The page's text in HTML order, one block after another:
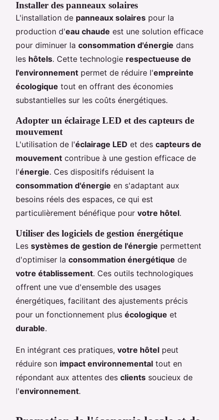
Installer des panneaux solaires
L'installation de panneaux solaires pour la
production d'eau chaude est une solution efficace
pour diminuer la consommation d'énergie dans
les hôtels. Cette technologie respectueuse de
l'environnement permet de réduire l'empreinte
écologique tout en offrant des économies
substantielles sur les coûts énergétiques.
Adopter un éclairage LED et des capteurs de
mouvement
L'utilisation de l'éclairage LED et des capteurs de
mouvement contribue à une gestion efficace de
l'énergie. Ces dispositifs réduisent la
consommation d'énergie en s'adaptant aux
besoins réels des espaces, ce qui est
particulièrement bénéfique pour votre hôtel.
Utiliser des logiciels de gestion énergétique
Les systèmes de gestion de l'énergie permettent
d'optimiser la consommation énergétique de
votre établissement. Ces outils technologiques
offrent une vue d'ensemble des usages
énergétiques, facilitant des ajustements précis
pour un fonctionnement plus écologique et
durable.
En intégrant ces pratiques, votre hôtel peut
réduire son impact environnemental tout en
répondant aux attentes des clients soucieux de
l'environnement.